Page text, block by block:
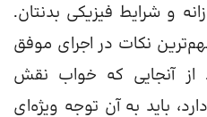
و شرایط فیزیکی بدنتان.
نکات در اجرای موفق
از آنجایی که خواب نقش
باید به آن توجه ویژه‌ای